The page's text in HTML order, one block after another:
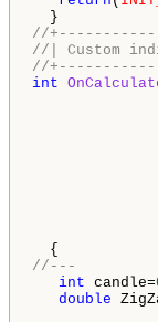
//
//| Custom
//
int
//---
int candle=
double